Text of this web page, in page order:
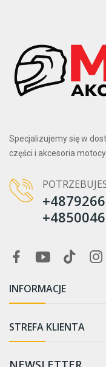
Specjalizujemy się w
części i akcesoria
INFORMACJE
STREFA KLIENTA